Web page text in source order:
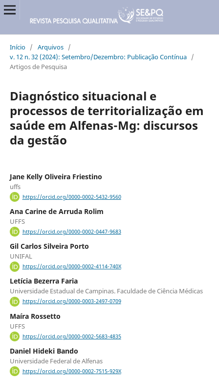
Início / Arquivos /
v. 12 n. 32 (2024): Setembro/Dezembro: Publicação Contínua /
Artigos de Pesquisa
Diagnóstico situacional e
processos de territorialização em
saúde em Alfenas-Mg: discursos
da gestão
Jane Kelly Oliveira Friestino
uffs
https://orcid.org/0000-0002-5432-9560
Ana Carine de Arruda Rolim
UFFS
https://orcid.org/0000-0002-0447-9683
Gil Carlos Silveira Porto
UNIFAL
https://orcid.org/0000-0002-4114-740X
Letícia Bezerra Faria
Universidade Estadual de Campinas. Faculdade de Ciência Médicas
https://orcid.org/0000-0003-2497-0709
Maíra Rossetto
UFFS
https://orcid.org/0000-0002-5683-4835
Daniel Hideki Bando
Universidade Federal de Alfenas
https://orcid.org/0000-0002-7515-929X